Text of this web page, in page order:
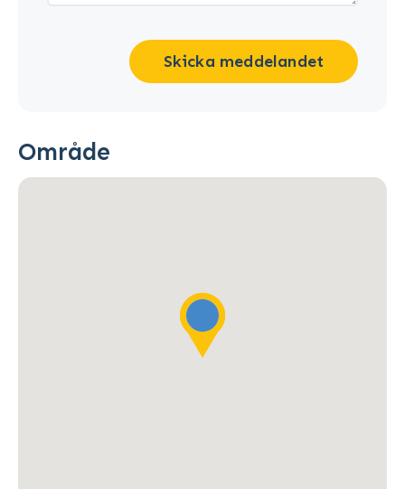
Skicka meddelandet
Område